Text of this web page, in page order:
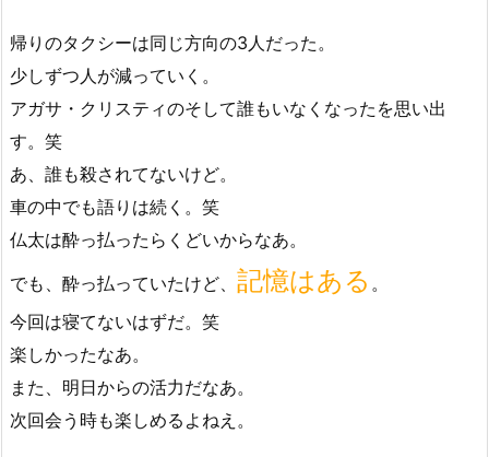
帰りのタクシーは同じ方向の3人だった。
少しずつ人が減っていく。
アガサ・クリスティのそして誰もいなくなったを思い出
す。笑
あ、誰も殺されてないけど。
車の中でも語りは続く。笑
仏太は酔っ払ったらくどいからなあ。
でも、酔っ払っていたけど、 記憶はある 。
今回は寝てないはずだ。笑
楽しかったなあ。
また、明日からの活力だなあ。
次回会う時も楽しめるよねえ。